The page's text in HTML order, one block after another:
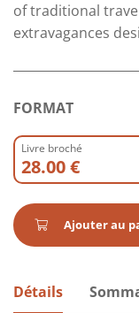
of traditional
extravagances
FORMAT
Livre broché
28.00 €
Ajouter au
Détails